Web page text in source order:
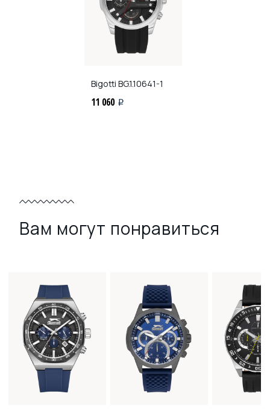
Bigotti BG.1.10641-1
11 060 i
Вам могут понравиться